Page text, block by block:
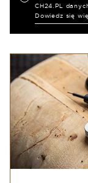
CH24.PL
Dowiedz się